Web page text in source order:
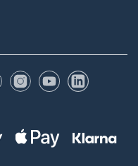
FacebookInstagram
YouTubeLinkedIn